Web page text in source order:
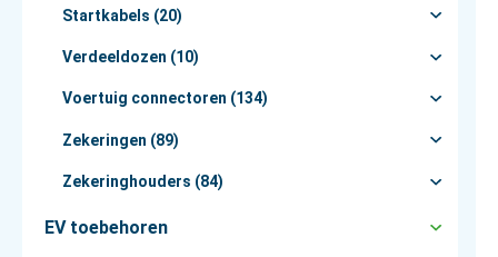
Startkabels (20)
Verdeeldozen (10)
Voertuig connectoren (134)
Zekeringen (89)
Zekeringhouders (84)
EV toebehoren